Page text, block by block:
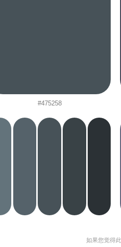
#475258
如果您觉得